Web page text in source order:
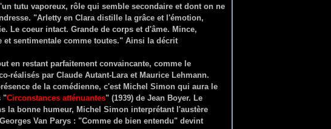
tutu vaporeux, rôle qui semble secondaire et dont on ne
"Arletty en Clara distille la grâce et l'émotion,
Le coeur intact. Grande de corps et d'âme. Mince,
sentimentale comme toutes." Ainsi la décrit
en restant parfaitement convaincante, comme le
réalisés par Claude Autant-Lara et Maurice Lehmann.
de la comédienne, c'est Michel Simon qui aura le
"Circonstances atténuantes" (1939) de Jean Boyer. Le
la bonne humeur, Michel Simon interprétant l'austère
Van Parys : "Comme de bien entendu" devint